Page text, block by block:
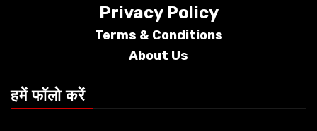
Privacy Policy
Terms & Conditions
About Us
हमें फॉलो करें